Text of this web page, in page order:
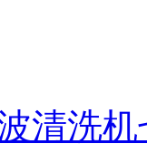
清洗